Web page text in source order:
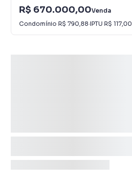
R$ 670.000,00Venda
Condomínio R$ 790,88·IPTU R$ 117,00